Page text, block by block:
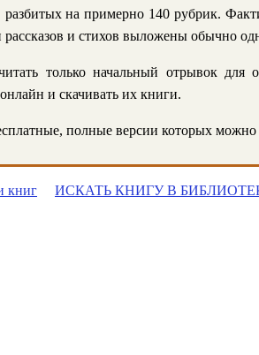
на примерно 140 рубрик.
рассказов и стихов выложены обычно
только начальный отрывок для
и скачивать их книги.
полные версии которых можно
книг ИСКАТЬ КНИГУ В